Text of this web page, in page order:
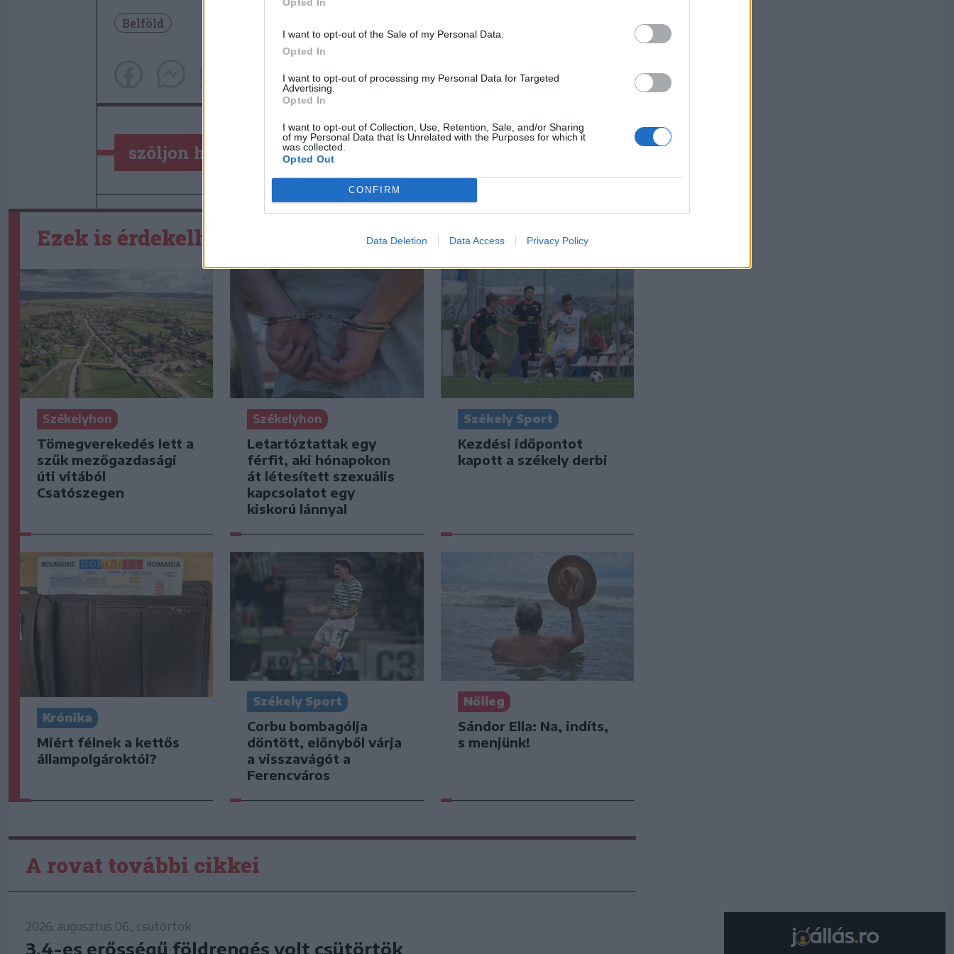
I want to opt-out of the Sale of my Personal Data.
Opted In
I want to opt-out of processing my Personal Data for Targeted
Advertising.
Opted In
I want to opt-out of Collection, Use, Retention, Sale, and/or Sharing
of my Personal Data that Is Unrelated with the Purposes for which it
was collected.
Opted Out
CONFIRM
Data Deletion Data Access Privacy Policy
Belföld
szóljon hozzá!
Ezek is érdekelhetik
Székelyhon
Tömegverekedés lett a
szűk mezőgazdasági
úti vitából
Csatószegen
Székelyhon
Letartóztattak egy
férfit, aki hónapokon
át létesített szexuális
kapcsolatot egy
kiskorú lánnyal
Székely Sport
Kezdési időpontot
kapott a székely derbi
Krónika
Miért félnek a kettős
állampolgároktól?
Székely Sport
Corbu bombagólja
döntött, előnyből várja
a visszavágót a
Ferencváros
Nőileg
Sándor Ella: Na, indíts,
s menjünk!
A rovat további cikkei
2026. augusztus 06., csütörtök
3,4-es erősségű földrengés volt csütörtök